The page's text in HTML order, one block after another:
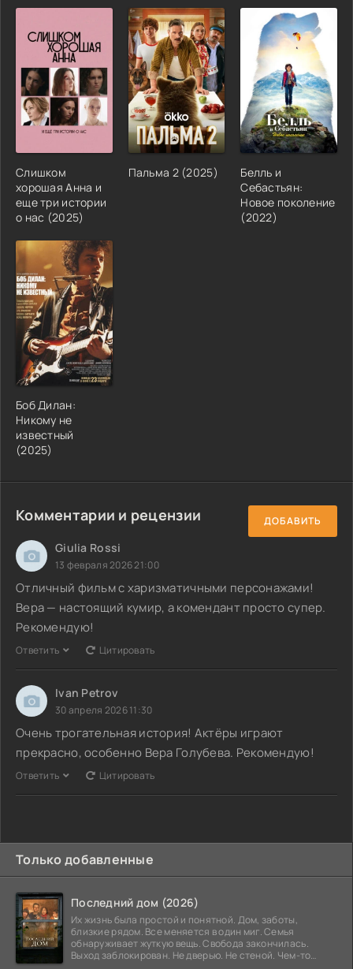
Слишком
хорошая Анна и
еще три истории
о нас (2025)
Пальма 2 (2025)
Белль и
Себастьян:
Новое поколение
(2022)
Боб Дилан:
Никому не
известный
(2025)
Комментарии и рецензии ДОБАВИТЬ
Giulia Rossi
13 февраля 2026 21:00
Отличный фильм с харизматичными персонажами!
Вера — настоящий кумир, а комендант просто супер.
Рекомендую!
Ответить Цитировать
Ivan Petrov
30 апреля 2026 11:30
Очень трогательная история! Актёры играют
прекрасно, особенно Вера Голубева. Рекомендую!
Ответить Цитировать
Только добавленные
Последний дом (2026)
Их жизнь была простой и понятной. Дом, заботы,
близкие рядом. Все меняется в один миг. Семья
обнаруживает жуткую вещь. Свобода закончилась.
Выход заблокирован. Не дверью. Не стеной. Чем-то